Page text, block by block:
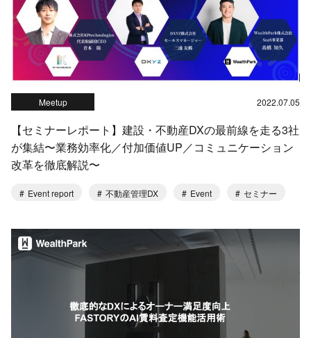
Meetup 2022.07.05
【セミナーレポート】建設・不動産DXの最前線を走る3社
が集結〜業務効率化／付加価値UP／コミュニケーション
改革を徹底解説〜
Event report 不動産管理DX Event セミナー